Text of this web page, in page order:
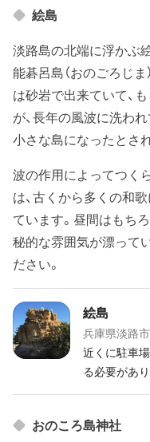
絵島
淡路島の北端に浮かぶ
能碁呂島（おのごろじ
は砂岩で出来ていて、
が、長年の風波に洗わ
小さな島になったとさ
波の作用によってつく
は、古くから多くの和
ています。昼間はもち
秘的な雰囲気が漂って
ださい。
絵島
兵庫県淡路
近くに駐車
る必要があり
おのころ島神社